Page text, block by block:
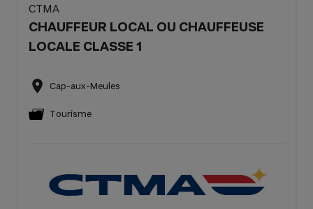
CTMA
CHAUFFEUR LOCAL OU CHAUFFEUSE
LOCALE CLASSE 1
Cap-aux-Meules
Tourisme